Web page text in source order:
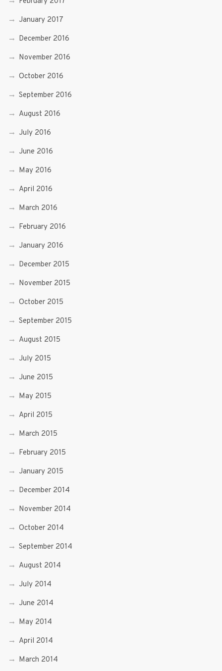
January 2017
December 2016
November 2016
October 2016
September 2016
August 2016
July 2016
June 2016
May 2016
April 2016
March 2016
February 2016
January 2016
December 2015
November 2015
October 2015
September 2015
August 2015
July 2015
June 2015
May 2015
April 2015
March 2015
February 2015
January 2015
December 2014
November 2014
October 2014
September 2014
August 2014
July 2014
June 2014
May 2014
April 2014
March 2014